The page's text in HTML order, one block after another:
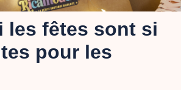
les fêtes sont si
pour les